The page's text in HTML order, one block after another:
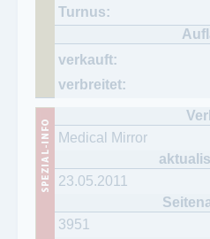
Medical Mirror
23.05.2011
3951